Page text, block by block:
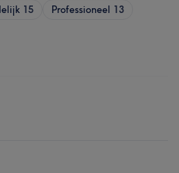
15 Professioneel 13